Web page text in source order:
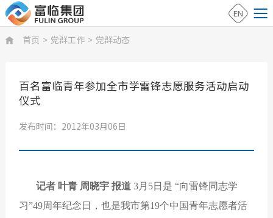
EN
 首页 > 党群工作 > 党群动态
百名富临青年参加全市学雷锋志愿服务活动启动
仪式
发布时间：2012年03月06日
记者 叶青 周晓宇 报道 3月5日是 “向雷锋同志学
习”49周年纪念日，也是我市第19个中国青年志愿者活